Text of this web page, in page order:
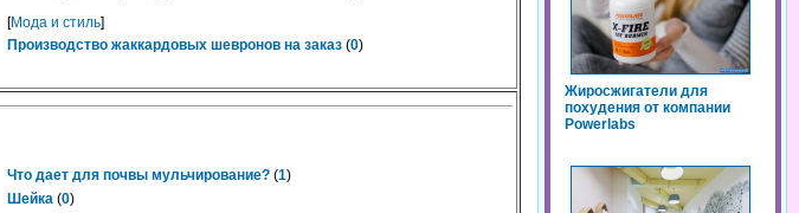
[Мода и стиль]
Производство жаккардовых шевронов на заказ (0)
Что дает для почвы мульчирование? (1)
Шейка (0)
Жиросжигатели для
похудения от компании
Powerlabs